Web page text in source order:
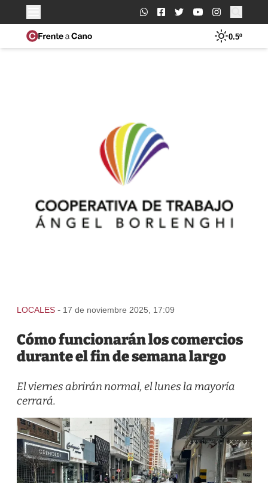
Buscar:
0.5º
LOCALES - 17 de noviembre 2025, 17:09
Cómo funcionarán los comercios
durante el fin de semana largo
El viernes abrirán normal, el lunes la mayoría
cerrará.